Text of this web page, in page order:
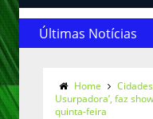
Últimas Notícias
Home Cidades
Usurpadora’, faz
quinta-feira